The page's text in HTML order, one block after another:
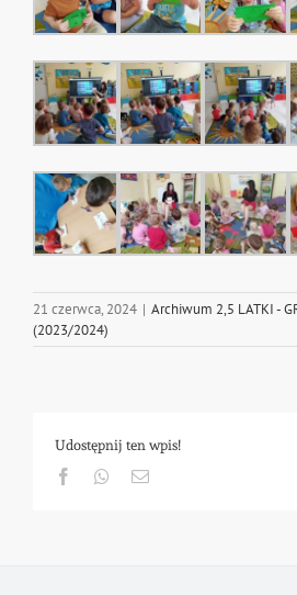
21 czerwca, 2024 | Archiwum 2,5 LATKI -
(2023/2024)
Udostępnij ten wpis!
FacebookWhatsapp
Email